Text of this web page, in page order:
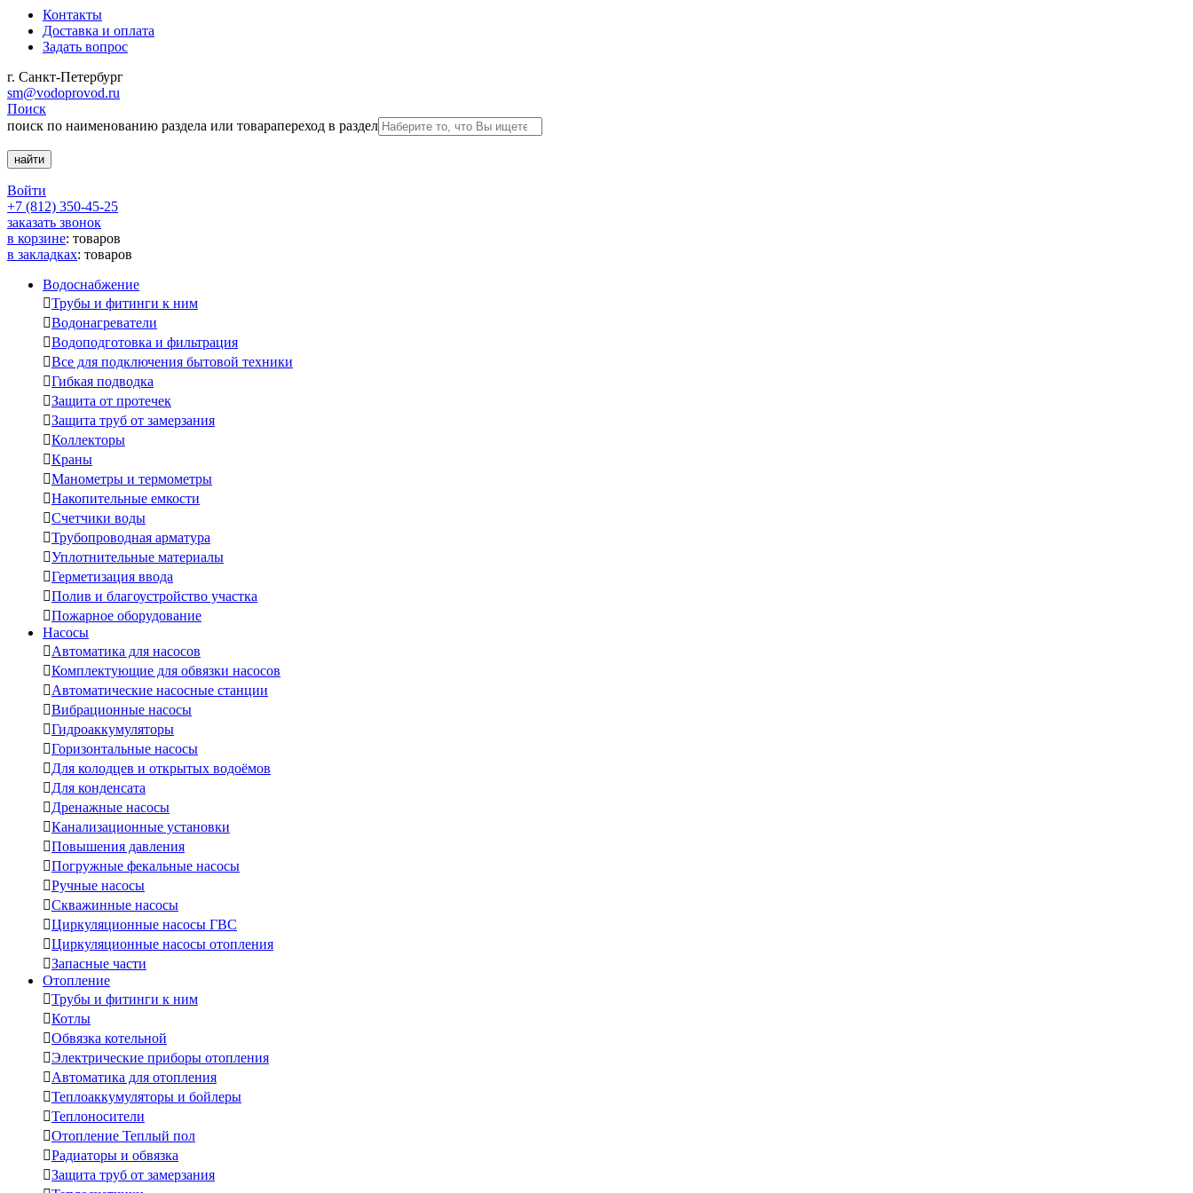
Контакты
Доставка и оплата
Задать вопрос
г. Санкт-Петербург
sm@vodoprovod.ru
Поиск
поиск по наименованию раздела или товарапереход в раздел
Войти
+7 (812) 350-45-25
заказать звонок
в корзине: товаров
в закладках: товаров
Водоснабжение
Трубы и фитинги к ним
Водонагреватели
Водоподготовка и фильтрация
Все для подключения бытовой техники
Гибкая подводка
Защита от протечек
Защита труб от замерзания
Коллекторы
Краны
Манометры и термометры
Накопительные емкости
Счетчики воды
Трубопроводная арматура
Уплотнительные материалы
Герметизация ввода
Полив и благоустройство участка
Пожарное оборудование
Насосы
Автоматика для насосов
Комплектующие для обвязки насосов
Автоматические насосные станции
Вибрационные насосы
Гидроаккумуляторы
Горизонтальные насосы
Для колодцев и открытых водоёмов
Для конденсата
Дренажные насосы
Канализационные установки
Повышения давления
Погружные фекальные насосы
Ручные насосы
Скважинные насосы
Циркуляционные насосы ГВС
Циркуляционные насосы отопления
Запасные части
Отопление
Трубы и фитинги к ним
Котлы
Обвязка котельной
Электрические приборы отопления
Автоматика для отопления
Теплоаккумуляторы и бойлеры
Теплоносители
Отопление Теплый пол
Радиаторы и обвязка
Защита труб от замерзания